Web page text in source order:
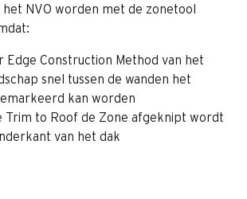
het NVO worden met de zonetool
Edge Construction Method van het
snel tussen de wanden het
kan worden
Trim to Roof de Zone afgeknipt wordt
van het dak